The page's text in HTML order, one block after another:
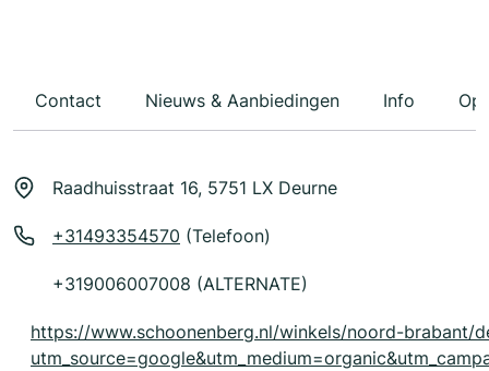
Contact Nieuws & Aanbiedingen Info
Raadhuisstraat 16, 5751 LX Deurne
+31493354570 (Telefoon)
+319006007008 (ALTERNATE)
https://www.schoonenberg.nl/winkels/noord-brabant/